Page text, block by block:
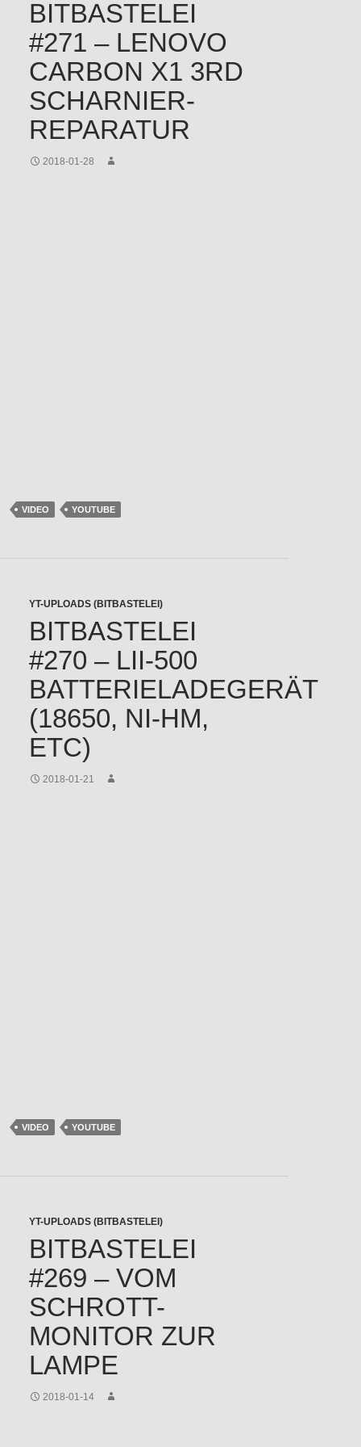
BITBASTELEI
#271 – LENOVO
CARBON X1 3RD
SCHARNIER-
REPARATUR
2018-01-28
VIDEO YOUTUBE
YT-UPLOADS (BITBASTELEI)
BITBASTELEI
#270 – LII-500
BATTERIELADEGERÄT
(18650, NI-HM,
ETC)
2018-01-21
VIDEO YOUTUBE
YT-UPLOADS (BITBASTELEI)
BITBASTELEI
#269 – VOM
SCHROTT-
MONITOR ZUR
LAMPE
2018-01-14